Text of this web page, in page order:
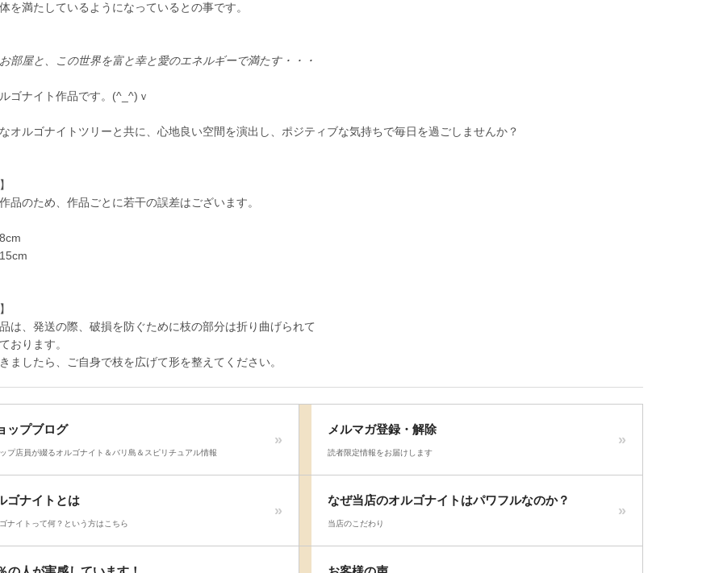
を満たしているようになっているとの事です。
部屋と、この世界を富と幸と愛のエネルギーで満たす・・・
ゴナイト作品です。(^_^)ｖ
オルゴナイトツリーと共に、心地良い空間を演出し、ポジティブな気持ちで毎日を過ごしませんか？
品のため、作品ごとに若干の誤差はございます。
は、発送の際、破損を防ぐために枝の部分は折り曲げられて
おります。
ましたら、ご自身で枝を広げて形を整えてください。
ップブログ
プ店員が綴るオルゴナイト＆バリ島＆スピリチュアル情報
メルマガ登録・解除
読者限定情報をお届けします
ゴナイトとは
ナイトって何？という方はこちら
なぜ当店のオルゴナイトはパワフルなのか？
当店のこだわり